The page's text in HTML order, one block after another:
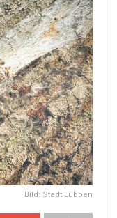
Bild: Stadt Lübben